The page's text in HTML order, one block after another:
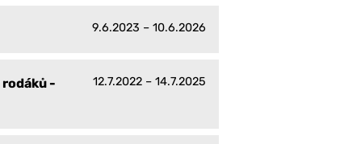
9.6.2023 – 10.6.2026
-
12.7.2022 – 14.7.2025